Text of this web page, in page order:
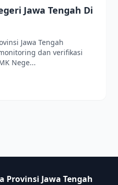
Jawa Tengah Di
Jawa Tengah
dan verifikasi
Nege...
Provinsi Jawa Tengah